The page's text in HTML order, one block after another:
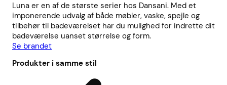
Luna er en af de største serier hos Dansani. Med et
imponerende udvalg af både møbler, vaske, spejle og
tilbehør til badeværelset har du mulighed for indrette dit
badeværelse uanset størrelse og form.
Se brandet
Produkter i samme stil